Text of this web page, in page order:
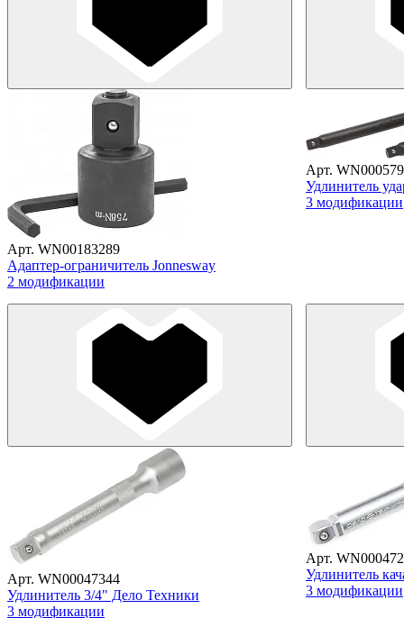
Арт. WN00183289
Адаптер-ограничитель Jonnesway
2 модификации
Арт.
Удлинитель
3 модификации
Арт. WN00047344
Удлинитель 3/4" Дело Техники
3 модификации
Арт.
Удлинитель
3 модификации